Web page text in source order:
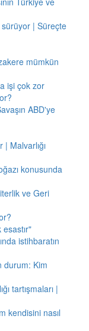
| Süreçte
mümkün
işi çok zor
ABD'ye
Malvarlığı
konusunda
ve Geri
esastır"
istihbaratın
durum: Kim
tartışmaları |
kendisini nasıl